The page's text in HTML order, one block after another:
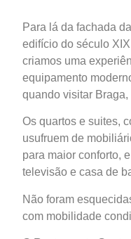
Para lá da fachada
edifício do século
criamos uma
equipamento
quando visitar
Os quartos e suites,
usufruem de
para maior conforto,
televisão e casa de
Não foram
com mobilidade